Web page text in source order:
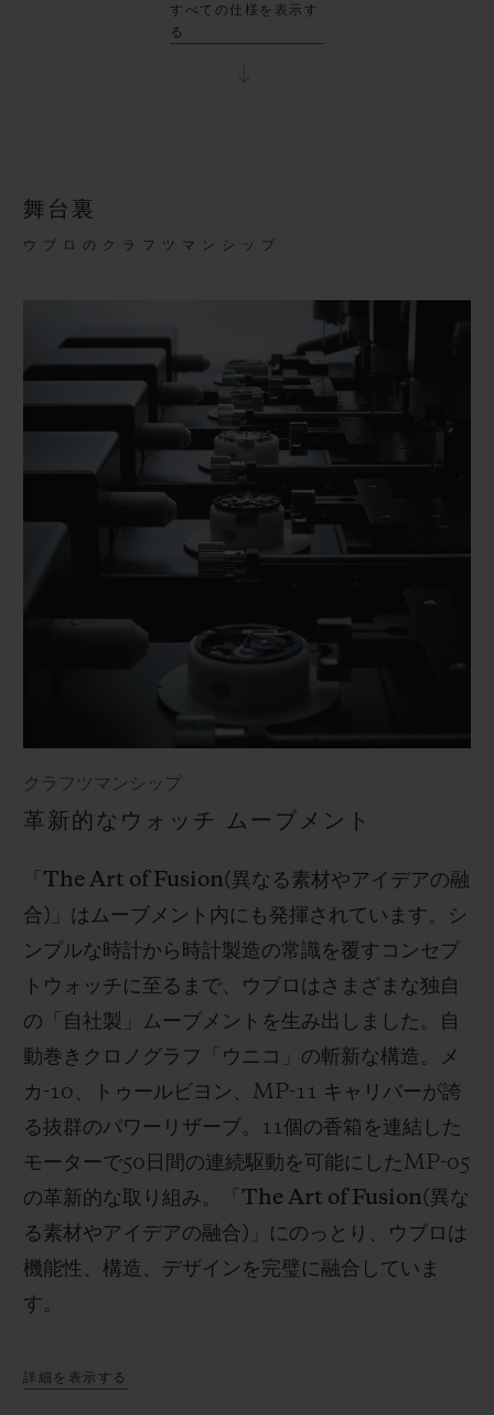
すべての仕様を表示す
る
舞台裏
ウブロのクラフツマンシップ
クラフツマンシップ
革新的なウォッチ ムーブメント
The Art of Fusion(異なる素材やアイデアの融
合) 」はムーブメント内にも発揮されています。シ
ンプルな時計から時計製造の常識を覆すコンセプ
トウォッチに至るまで、ウブロはさまざまな独自
の「自社製」ムーブメントを生み出しました。自
動巻きクロノグラフ「ウニコ」の斬新な構造。メ
カ -10 、トゥールビヨン、 MP-11 キャリバーが誇
る抜群のパワーリザーブ。 11個の香箱を連結した
モーターで50 日間の連続駆動を可能にしたMP-05
の革新的な取り組み。「 The Art of Fusion(異な
る素材やアイデアの融合) 」にのっとり、ウブロは
機能性、構造、デザインを完璧に融合していま
す。
詳細を表示する